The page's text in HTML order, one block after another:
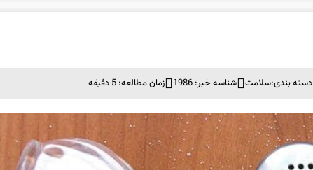
دسته بندی:سلامت شناسه خبر: 1986 زمان مطالعه: 5 دقیقه